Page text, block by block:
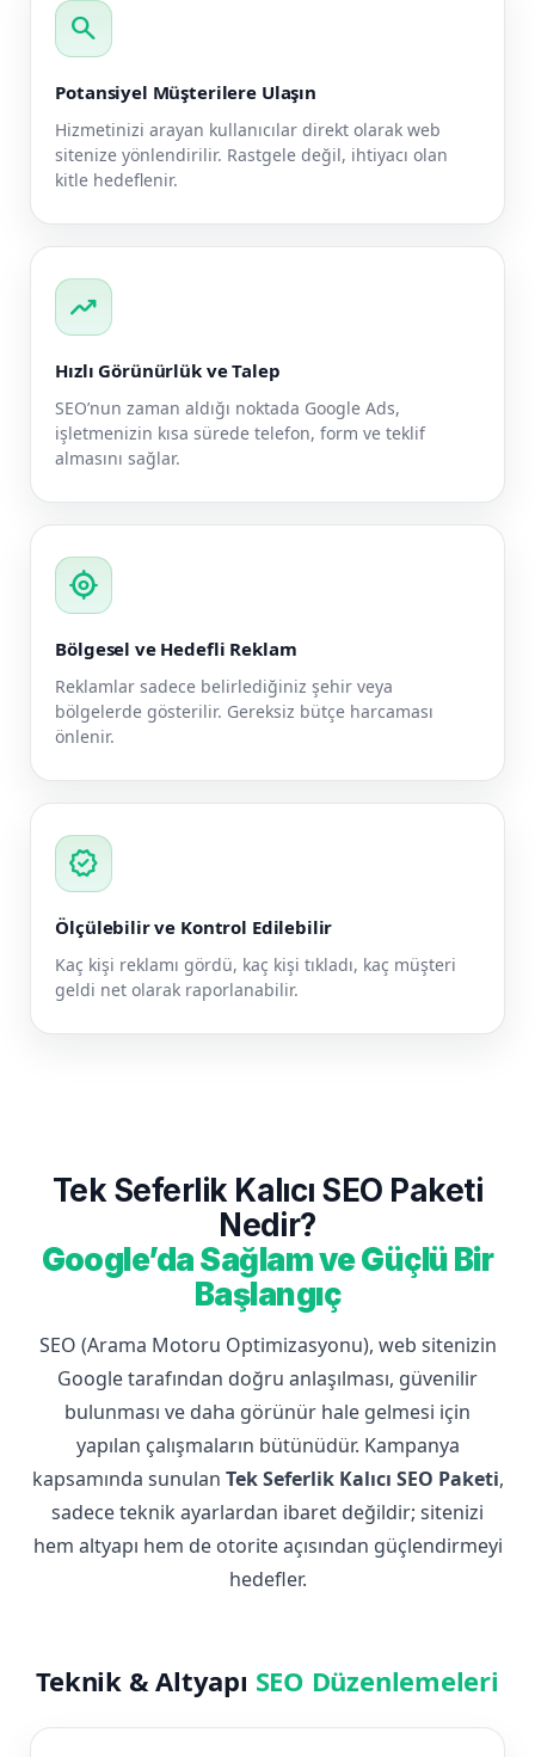
search
Potansiyel Müşterilere Ulaşın
Hizmetinizi arayan kullanıcılar direkt olarak web
sitenize yönlendirilir. Rastgele değil, ihtiyacı olan
kitle hedeflenir.
trending_up
Hızlı Görünürlük ve Talep
SEO’nun zaman aldığı noktada Google Ads,
işletmenizin kısa sürede telefon, form ve teklif
almasını sağlar.
my_location
Bölgesel ve Hedefli Reklam
Reklamlar sadece belirlediğiniz şehir veya
bölgelerde gösterilir. Gereksiz bütçe harcaması
önlenir.
verified
Ölçülebilir ve Kontrol Edilebilir
Kaç kişi reklamı gördü, kaç kişi tıkladı, kaç müşteri
geldi net olarak raporlanabilir.
Tek Seferlik Kalıcı SEO Paketi
Nedir?
Google’da Sağlam ve Güçlü Bir
Başlangıç
SEO (Arama Motoru Optimizasyonu), web sitenizin
Google tarafından doğru anlaşılması, güvenilir
bulunması ve daha görünür hale gelmesi için
yapılan çalışmaların bütünüdür. Kampanya
kapsamında sunulan Tek Seferlik Kalıcı SEO Paketi,
sadece teknik ayarlardan ibaret değildir; sitenizi
hem altyapı hem de otorite açısından güçlendirmeyi
hedefler.
Teknik & Altyapı SEO Düzenlemeleri